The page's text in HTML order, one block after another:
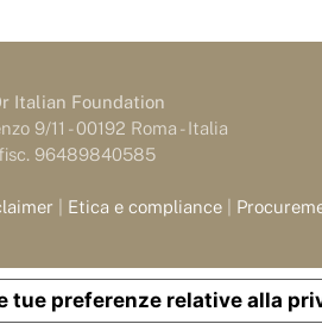
Italian Foundation
9/11 - 00192 Roma - Italia
96489840585
Etica e compliance
tue preferenze relative alla